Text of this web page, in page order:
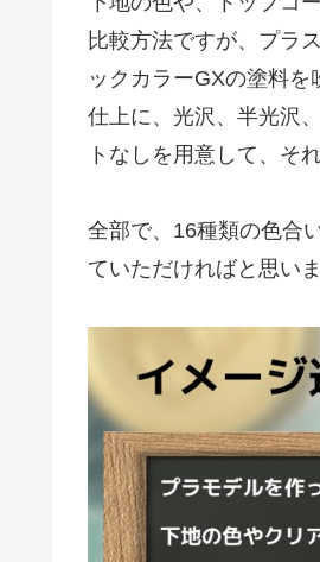
比較方法ですが、プラ
ックカラーGXの塗料を
仕上に、光沢、半光沢
トなしを用意して、そ
全部で、16種類の色合
ていただければと思いま